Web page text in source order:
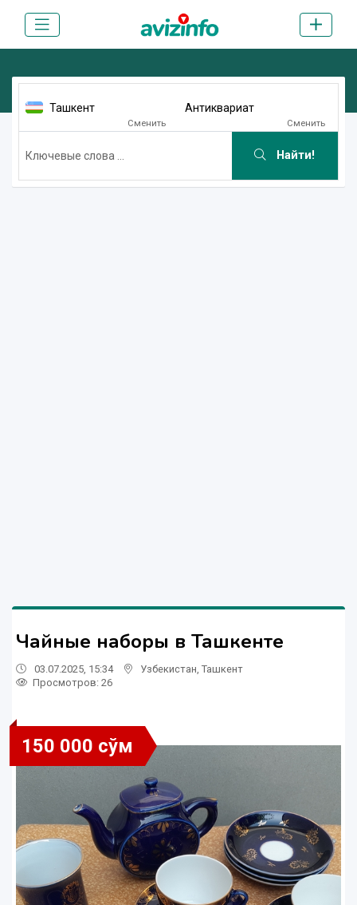
Ташкент
Сменить
Антиквариат
Сменить
Найти!
Чайные наборы в Ташкенте
03.07.2025, 15:34 Узбекистан Ташкент
Просмотров: 26
150 000 сўм